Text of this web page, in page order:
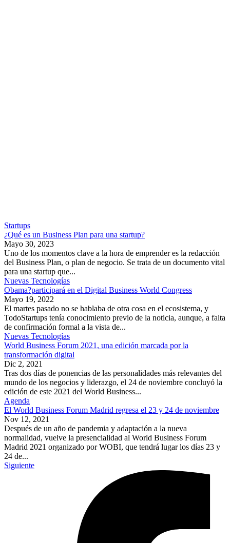
Startups
¿Qué es un Business Plan para una startup?
Mayo 30, 2023
Uno de los momentos clave a la hora de emprender es la redacción
del Business Plan, o plan de negocio. Se trata de un documento vital
para una startup que...
Nuevas Tecnologías
Obama?participará en el Digital Business World Congress
Mayo 19, 2022
El martes pasado no se hablaba de otra cosa en el ecosistema, y
TodoStartups tenía conocimiento previo de la noticia, aunque, a falta
de confirmación formal a la vista de...
Nuevas Tecnologías
World Business Forum 2021, una edición marcada por la
transformación digital
Dic 2, 2021
Tras dos días de ponencias de las personalidades más relevantes del
mundo de los negocios y liderazgo, el 24 de noviembre concluyó la
edición de este 2021 del World Business...
Agenda
El World Business Forum Madrid regresa el 23 y 24 de noviembre
Nov 12, 2021
Después de un año de pandemia y adaptación a la nueva
normalidad, vuelve la presencialidad al World Business Forum
Madrid 2021 organizado por WOBI, que tendrá lugar los días 23 y
24 de...
Siguiente